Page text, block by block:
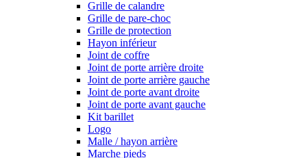
Grille de calandre
Grille de pare-choc
Grille de protection
Hayon inférieur
Joint de coffre
Joint de porte arrière droite
Joint de porte arrière gauche
Joint de porte avant droite
Joint de porte avant gauche
Kit barillet
Logo
Malle / hayon arrière
Marche pieds